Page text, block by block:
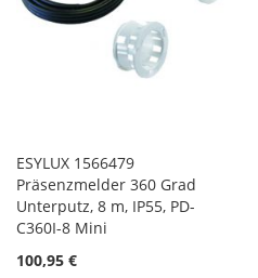
ESYLUX 1566479
Präsenzmelder 360 Grad
Unterputz, 8 m, IP55, PD-
C360I-8 Mini
100,95 €